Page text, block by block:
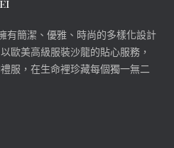
簡潔、優雅、時尚的多樣化設計
歐美高級服裝沙龍的貼心服務，
服，在生命裡珍藏每個獨一無二